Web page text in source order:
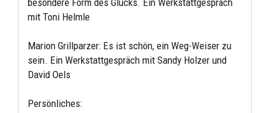
mit Toni Helmle
Marion Grillparzer: Es ist schön, ein Weg-Weiser zu
sein. Ein Werkstattgespräch mit Sandy Holzer und
David Oels
Persönliches: